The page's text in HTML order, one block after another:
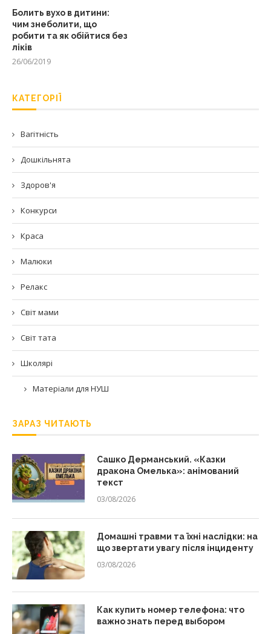
Болить вухо в дитини:
чим знеболити, що
робити та як обійтися без
ліків
26/06/2019
КАТЕГОРІЇ
Вагітність
Дошкільнята
Здоров'я
Конкурси
Краса
Малюки
Релакс
Світ мами
Світ тата
Школярі
Матеріали для НУШ
ЗАРАЗ ЧИТАЮТЬ
Сашко Дерманський. «Казки
дракона Омелька»: анімований
текст
03/08/2026
Домашні травми та їхні наслідки: на
що звертати увагу після інциденту
03/08/2026
Как купить номер телефона: что
важно знать перед выбором